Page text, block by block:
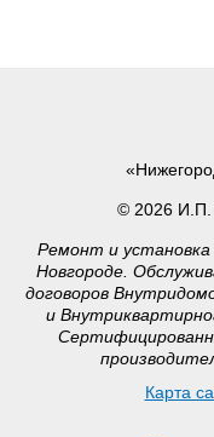
© 2026 И.П.
Ремонт и установка
Новгороде.
договоров
и
Карта